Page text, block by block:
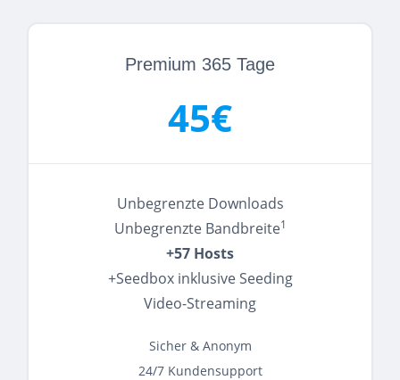
Premium 365 Tage
45€
Unbegrenzte Downloads
Unbegrenzte Bandbreite1
+57 Hosts
+Seedbox inklusive Seeding
Video-Streaming
Sicher & Anonym
24/7 Kundensupport